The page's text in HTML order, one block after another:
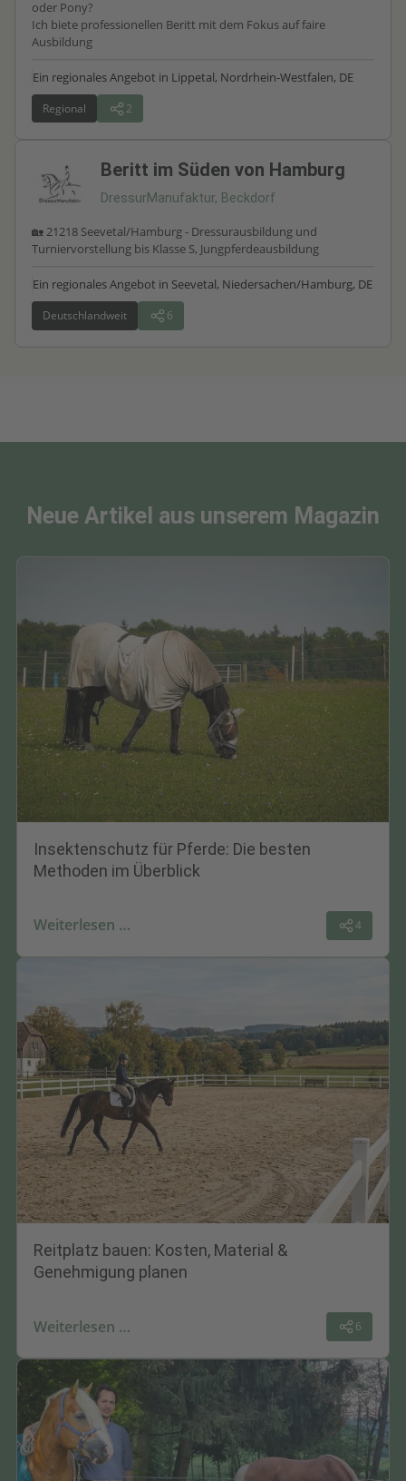
oder Pony?
Ich biete professionellen Beritt mit dem Fokus auf faire
Ausbildung
Ein regionales Angebot in Lippetal, Nordrhein-Westfalen, DE
Regional 2
Beritt im Süden von Hamburg
DressurManufaktur, Beckdorf
🏡 21218 Seevetal/Hamburg - Dressurausbildung und
Turniervorstellung bis Klasse S, Jungpferdeausbildung
Ein regionales Angebot in Seevetal, Niedersachen/Hamburg, DE
Deutschlandweit 6
Neue Artikel aus unserem Magazin
Insektenschutz für Pferde: Die besten
Methoden im Überblick
Weiterlesen … 4
Reitplatz bauen: Kosten, Material &
Genehmigung planen
Weiterlesen … 6